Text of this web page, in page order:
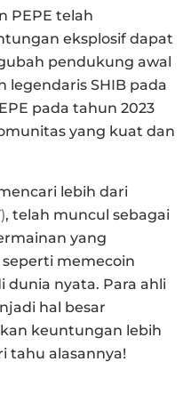
PEPE telah
eksplosif dapat
pendukung awal
legendaris SHIB pada
pada tahun 2023
yang kuat dan
lebih dari
, telah muncul sebagai
yang
memecoin
nyata. Para ahli
hal besar
keuntungan lebih
tahu alasannya!